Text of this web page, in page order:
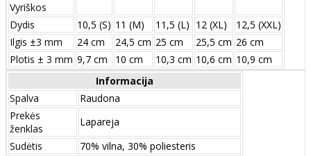
Vyriškos
Dydis
10,5 (S) 11 (M) 11,5 (L) 12 (XL)
12,5 (XXL)
Ilgis ±3 mm
24 сm 24,5 сm 25 сm 25,5 сm 26 сm
Plotis ± 3 mm 9,7 сm 10 сm 10,3 сm 10,6 сm 10,9 сm
Informacija
Spalva
Raudona
Prekės
ženklas
Lapareja
Sudėtis
70% vilna, 30% poliesteris